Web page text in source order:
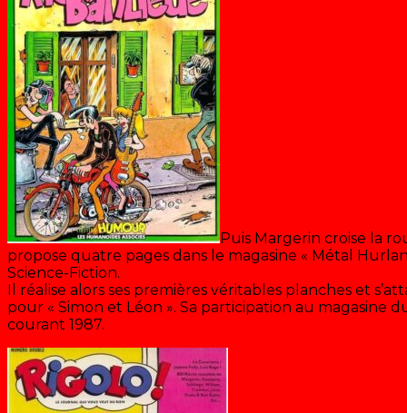
Puis Margerin croise la
propose quatre pages dans le magasine « Métal
Science-Fiction.
Il réalise alors ses premières véritables planches et
pour « Simon et Léon ». Sa participation au magasine
courant 1987.